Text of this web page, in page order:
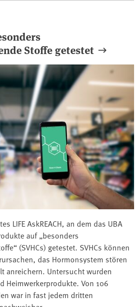
Stoffe getestet
LIFE AskREACH, an dem das UBA
auf „besonders
(SVHCs) getestet. SVHCs können
das Hormonsystem stören
anreichern. Untersucht wurden
Heimwerkerprodukte. Von 106
war in fast jedem dritten